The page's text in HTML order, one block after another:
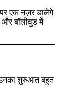
पर एक नज़र डालेंगे
बॉलीवुड में
उनका शुरुआत बहुत